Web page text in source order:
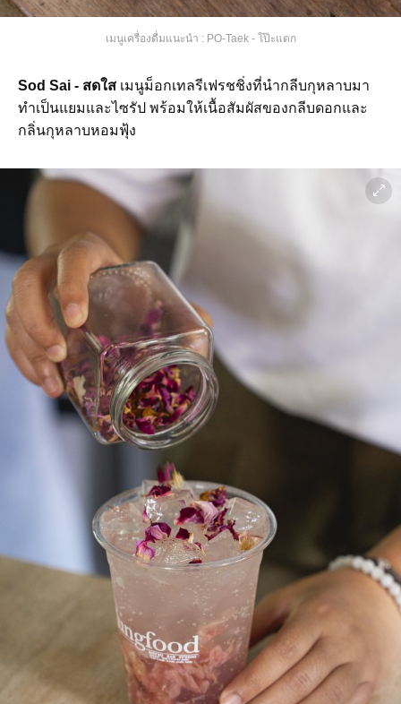
เมนูเครื่องดื่มแนะนำ : PO-Taek - โป๊ะแตก
Sod Sai - สดใส เมนูม็อกเทลรีเฟรชชิ่งที่นำกลีบกุหลาบมา
ทำเป็นแยมและไซรัป พร้อมให้เนื้อสัมผัสของกลีบดอกและ
กลิ่นกุหลาบหอมฟุ้ง